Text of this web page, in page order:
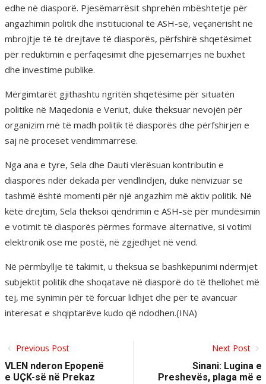
edhe në diasporë. Pjesëmarrësit shprehën mbështetje për
angazhimin politik dhe institucional të ASH-së, veçanërisht në
mbrojtje të të drejtave të diasporës, përfshirë shqetësimet
për reduktimin e përfaqësimit dhe pjesëmarrjes në buxhet
dhe investime publike.
Mërgimtarët gjithashtu ngritën shqetësime për situatën
politike në Maqedonia e Veriut, duke theksuar nevojën për
organizim më të madh politik të diasporës dhe përfshirjen e
saj në proceset vendimmarrëse.
Nga ana e tyre, Sela dhe Dauti vlerësuan kontributin e
diasporës ndër dekada për vendlindjen, duke nënvizuar se
tashmë është momenti për një angazhim më aktiv politik. Në
këtë drejtim, Sela theksoi qëndrimin e ASH-së për mundësimin
e votimit të diasporës përmes formave alternative, si votimi
elektronik ose me postë, në zgjedhjet në vend.
Në përmbyllje të takimit, u theksua se bashkëpunimi ndërmjet
subjektit politik dhe shoqatave në diasporë do të thellohet më
tej, me synimin për të forcuar lidhjet dhe për të avancuar
interesat e shqiptarëve kudo që ndodhen.(INA)
Previous Post
VLEN nderon Epopenë
e UÇK-së në Prekaz
Next Post
Sinani: Lugina e
Preshevës, plaga më e